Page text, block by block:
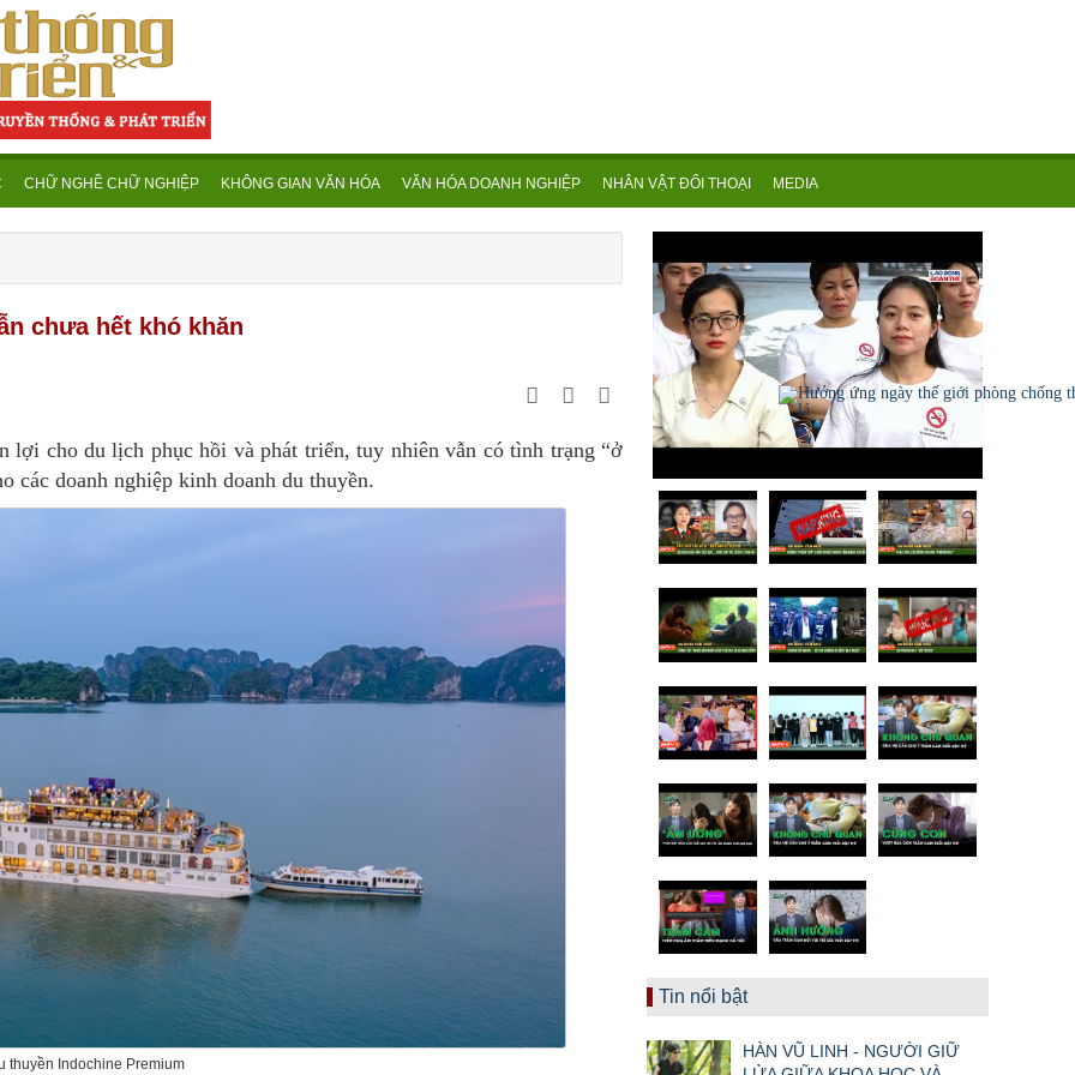
CHỮ NGHỀ CHỮ NGHIỆP KHÔNG GIAN VĂN HÓA VĂN HÓA DOANH NGHIỆP NHÂN VẬT ĐỐI THOẠI MEDIA
chưa hết khó khăn
lợi cho du lịch phục hồi và phát triển, tuy nhiên vẫn có tình trạng “ở
các doanh nghiệp kinh doanh du thuyền.
thuyền Indochine Premium
Tin nổi bật
HÀN VŨ LINH - NGƯỜI GIỮ